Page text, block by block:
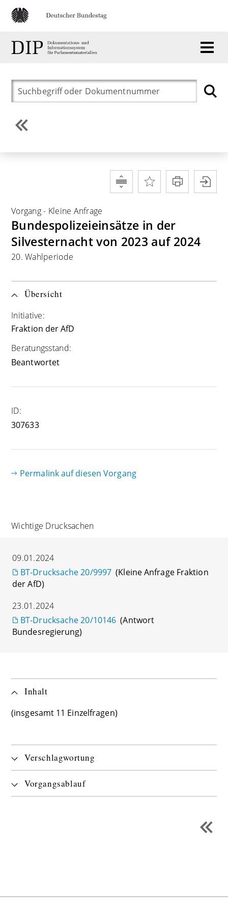
Vorgang- Kleine Anfrage
Bundespolizeieinsätze in der
Silvesternacht von 2023 auf 2024
20. Wahlperiode
Übersicht
Initiative:
Fraktion der AfD
Beratungsstand:
Beantwortet
ID:
307633
Permalink auf diesen Vorgang
Wichtige Drucksachen
09.01.2024
BT-Drucksache 20/9997 (Kleine Anfrage Fraktion
der AfD)
23.01.2024
BT-Drucksache 20/10146 (Antwort
Bundesregierung)
Inhalt
(insgesamt 11 Einzelfragen)
Verschlagwortung
Vorgangsablauf